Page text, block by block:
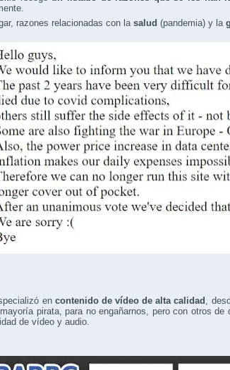
razones relacionadas con la salud (pandemia) y la
en contenido de vídeo de alta calidad
,
pirata, para no engañarnos, pero con otros
de vídeo y audio.